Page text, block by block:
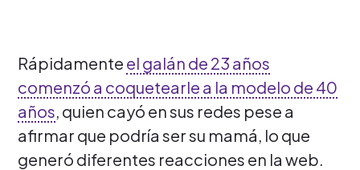
Rápidamente el galán de 23 años
comenzó a coquetearle a la modelo de 40
años, quien cayó en sus redes pese a
afirmar que podría ser su mamá, lo que
generó diferentes reacciones en la web.